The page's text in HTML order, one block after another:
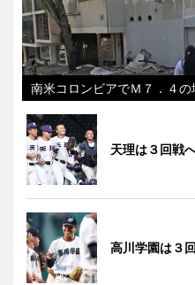
南米コロンビアでＭ７．４の
天理は３回戦
高川学園は３